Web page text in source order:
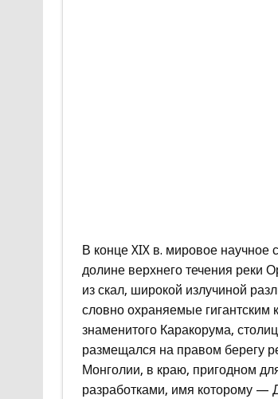
В конце XIX в. мировое научное
долине верхнего течения реки
из скал, широкой излучиной
словно охраняемые
знаменитого Каракорума,
размещался на правом берегу
Монголии, в краю, пригодном
разработками, имя которому —